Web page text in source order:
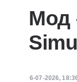
Мод
6-07-2026,